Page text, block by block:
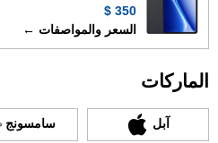
350 $
السعر والمواصفات ←
الماركات
آبل سامسونج